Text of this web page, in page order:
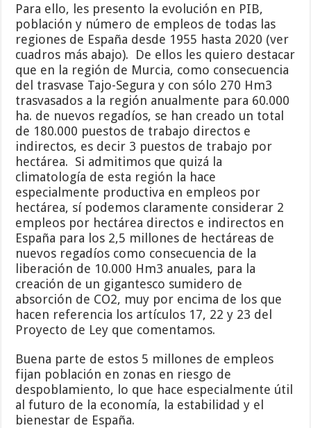
Para ello, les presento la evolución en PIB,
población y número de empleos de todas las
regiones de España desde 1955 hasta 2020 (ver
cuadros más abajo). De ellos les quiero destacar
que en la región de Murcia, como consecuencia
del trasvase Tajo-Segura y con sólo 270 Hm3
trasvasados a la región anualmente para 60.000
ha. de nuevos regadíos, se han creado un total
de 180.000 puestos de trabajo directos e
indirectos, es decir 3 puestos de trabajo por
hectárea. Si admitimos que quizá la
climatología de esta región la hace
especialmente productiva en empleos por
hectárea, sí podemos claramente considerar 2
empleos por hectárea directos e indirectos en
España para los 2,5 millones de hectáreas de
nuevos regadíos como consecuencia de la
liberación de 10.000 Hm3 anuales, para la
creación de un gigantesco sumidero de
absorción de CO2, muy por encima de los que
hacen referencia los artículos 17, 22 y 23 del
Proyecto de Ley que comentamos.
Buena parte de estos 5 millones de empleos
fijan población en zonas en riesgo de
despoblamiento, lo que hace especialmente útil
al futuro de la economía, la estabilidad y el
bienestar de España.